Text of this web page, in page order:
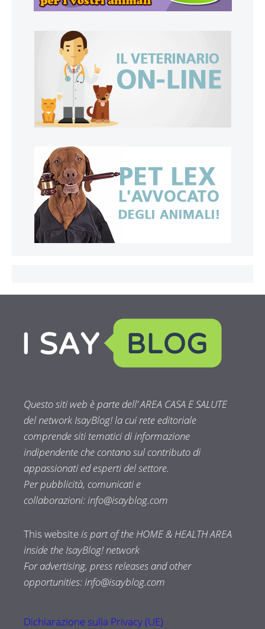
Questo siti web è parte dell’ AREA CASA E SALUTE
del network IsayBlog! la cui rete editoriale
comprende siti tematici di informazione
indipendente che contano sul contributo di
appassionati ed esperti del settore.
Per pubblicità, comunicati e
collaborazioni:info@isayblog.com
This websiteis part of the HOME & HEALTH AREA
inside the IsayBlog! network
For advertising, press releases and other
opportunities:info@isayblog.com
Dichiarazione sulla Privacy (UE)